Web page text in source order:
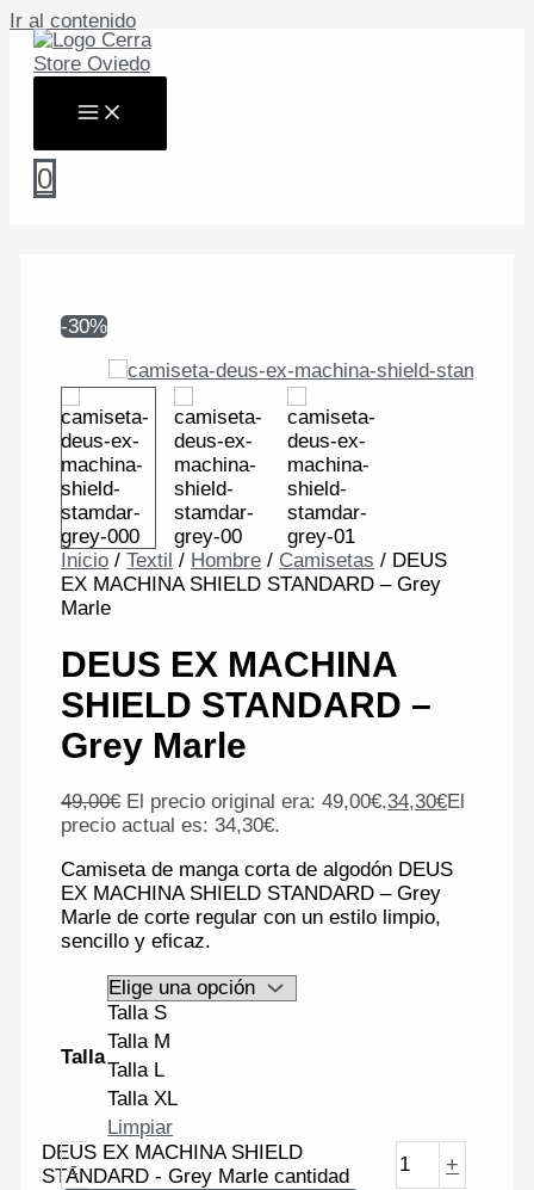
Ir al contenido
0
-30%
Inicio /Textil / Hombre / Camisetas / DEUS
EX MACHINA SHIELD STANDARD – Grey
Marle
DEUS EX MACHINA
SHIELD STANDARD –
Grey Marle
49,00€ El precio original era: 49,00€.34,30€El
precio actual es: 34,30€.
Camiseta de manga corta de algodón DEUS
EX MACHINA SHIELD STANDARD – Grey
Marle de corte regular con un estilo l impio,
sencillo y eficaz.
Talla
Talla S
Talla M
Talla L
Talla XL
Limpiar
-
DEUS EX MACHINA SHIELD
STANDARD - Grey Marle cantidad
+